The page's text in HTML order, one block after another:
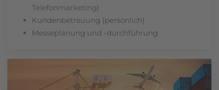
Telefonmarketing)
Kundenbetreuung (persönlich)
Messeplanung und -durchführung